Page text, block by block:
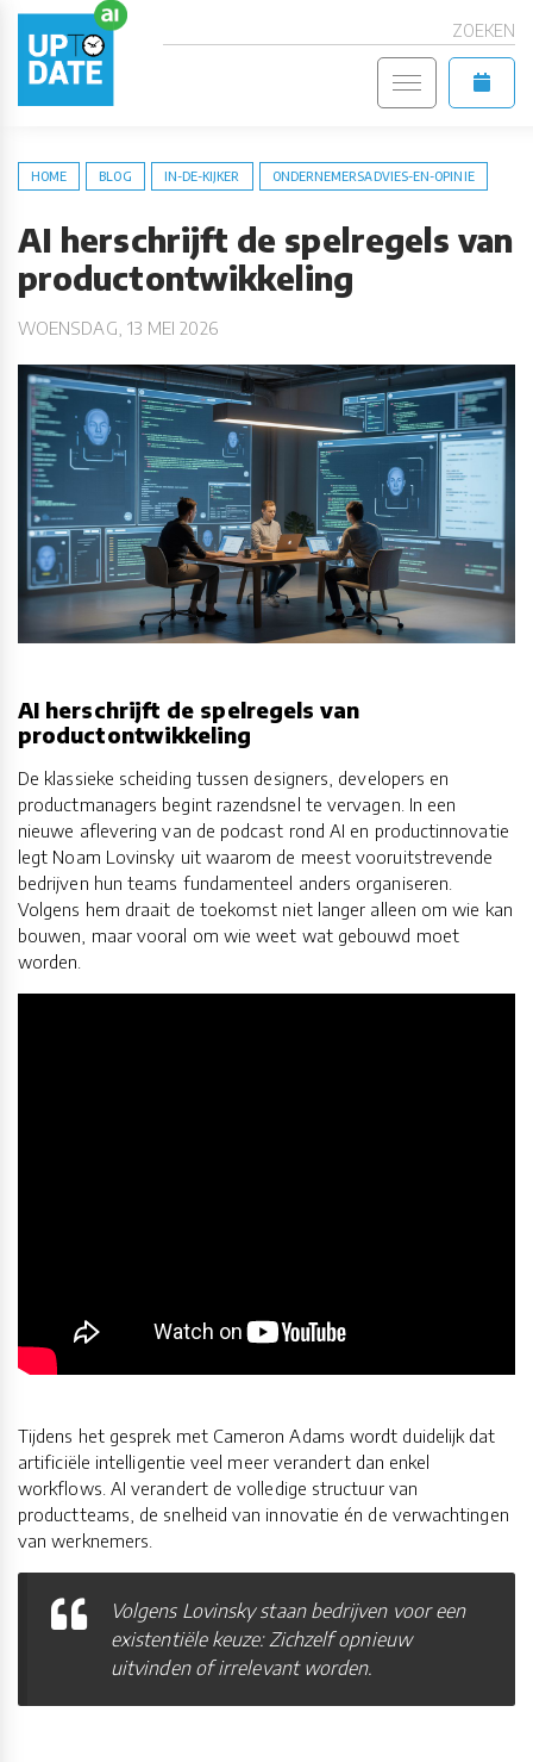
ZOEKEN
HOME BLOG IN-DE-KIJKER ONDERNEMERSADVIES-EN-OPINIE
AI herschrijft de spelregels van
productontwikkeling
WOENSDAG, 13 MEI 2026
AI herschrijft de spelregels van
productontwikkeling
De klassieke scheiding tussen designers, developers en
productmanagers begint razendsnel te vervagen. In een
nieuwe aflevering van de podcast rond AI en productinnovatie
legt Noam Lovinsky uit waarom de meest vooruitstrevende
bedrijven hun teams fundamenteel anders organiseren.
Volgens hem draait de toekomst niet langer alleen om wie kan
bouwen, maar vooral om wie weet wat gebouwd moet
worden.
Tijdens het gesprek met Cameron Adams wordt duidelijk dat
artificiële intelligentie veel meer verandert dan enkel
workflows. AI verandert de volledige structuur van
productteams, de snelheid van innovatie én de verwachtingen
van werknemers.
Volgens Lovinsky staan bedrijven voor een
existentiële keuze: Zichzelf opnieuw
uitvinden of irrelevant worden.